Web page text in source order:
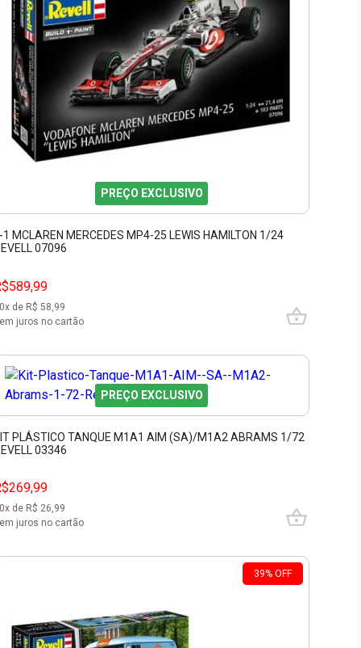
PREÇO EXCLUSIVO
1 MCLAREN MERCEDES MP4-25 LEWIS HAMILTON 1/24
07096
x de R$ 58,99
juros no cartão
PREÇO EXCLUSIVO
PLÁSTICO TANQUE M1A1 AIM (SA)/M1A2 ABRAMS 1/72
03346
x de R$ 26,99
juros no cartão
39% OFF